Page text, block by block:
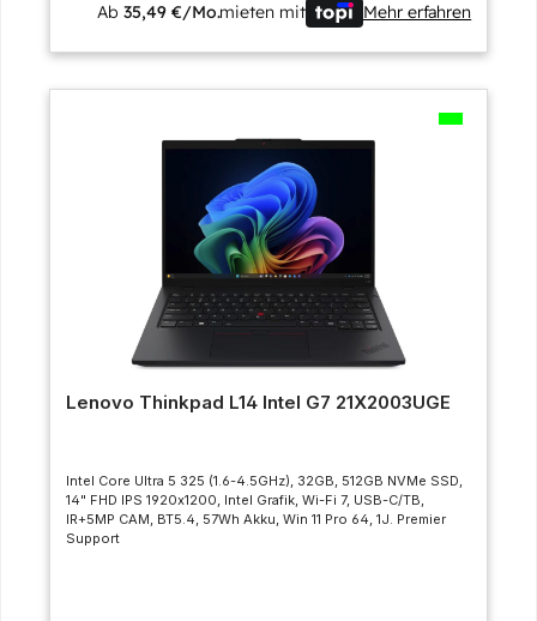
Ab35,49 €/Mo.mieten mit Mehr erfahren
Lenovo Thinkpad L14 Intel G7 21X2003UGE
Intel Core Ultra 5 325 (1.6-4.5GHz), 32GB, 512GB NVMe SSD,
14" FHD IPS 1920x1200, Intel Grafik, Wi-Fi 7, USB-C/TB,
IR+5MP CAM, BT5.4, 57Wh Akku, Win 11 Pro 64, 1J. Premier
Support